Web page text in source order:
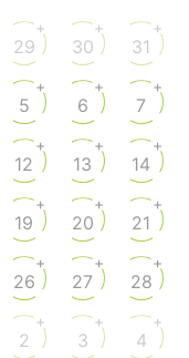
29
+
30
+
31
+
5
+
6
+
7
+
12
+
13
+
14
+
19
+
20
+
21
+
26
+
27
+
28
+
2
+
3
+
4
+